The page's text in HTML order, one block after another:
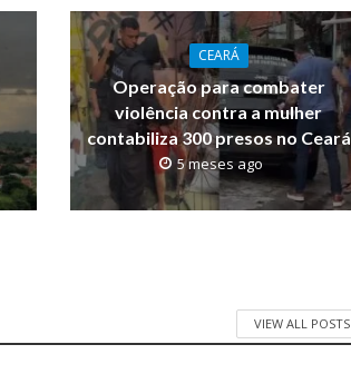
CEARÁ
Operação para combater
violência contra a mulher
contabiliza 300 presos no Ceará
5 meses ago
VIEW ALL POSTS